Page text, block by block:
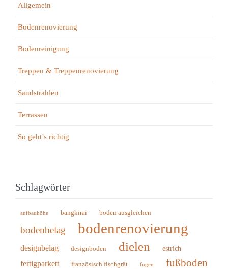
Allgemein
Bodenrenovierung
Bodenreinigung
Treppen & Treppenrenovierung
Sandstrahlen
Terrassen
So geht’s richtig
Schlagwörter
aufbauhöhe bangkirai boden ausgleichen
bodenbelag bodenrenovierung
designbelag designboden dielen estrich
fertigparkett französisch fischgrät fugen
fußboden